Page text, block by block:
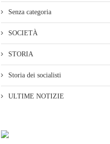
Senza categoria
SOCIETÀ
STORIA
Storia dei socialisti
ULTIME NOTIZIE